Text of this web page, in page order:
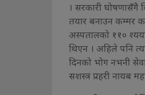
। सरकारी घोषणासँगै
तयार बनाउन कम्मर
अस्पतालको ११०
थिएन । अहिले पनि
दिनको भोग नभनी
सशस्त्र प्रहरी नायब